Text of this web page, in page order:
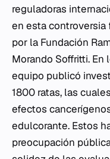
reguladoras
en esta
por la Fundación
Morando Soffritti.
equipo publicó
1800 ratas, las
efectos
edulcorante. Estos
preocupación